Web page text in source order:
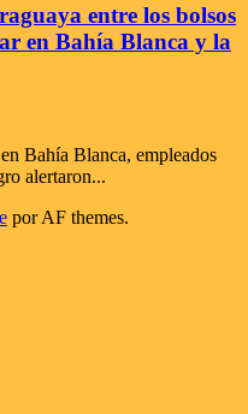
entre los bolsos
en Bahía Blanca y la
Bahía Blanca, empleados
alertaron...
por AF themes.